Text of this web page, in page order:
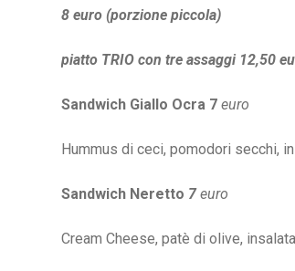
8 euro (porzione piccola)
piatto TRIO con tre assaggi 12,50
Sandwich Giallo Ocra 7 euro
Hummus di ceci, pomodori secchi,
Sandwich Neretto 7euro
Cream Cheese, patè di olive,